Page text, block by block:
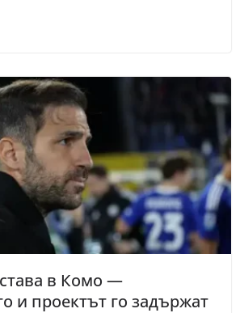
в Комо —
и проектът го задържат